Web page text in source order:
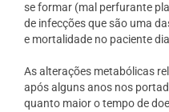
se formar (mal perfurante
de infecções que são uma
e mortalidade no paciente
As alterações metabólicas
após alguns anos nos
quanto maior o tempo de